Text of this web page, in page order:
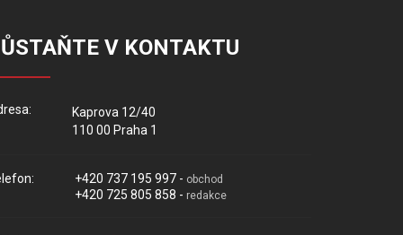
V KONTAKTU
Kaprova 12/40
110 00 Praha 1
+420 737 195 997 - obchod
+420 725 805 858 - redakce